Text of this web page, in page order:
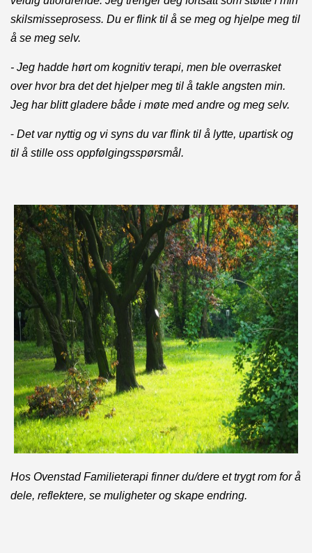
skilsmisseprosess. Du er flink til å se meg og hjelpe meg til
å se meg selv.
- Jeg hadde hørt om kognitiv terapi, men ble overrasket
over hvor bra det det hjelper meg til å takle angsten min.
Jeg har blitt gladere både i møte med andre og meg selv.
- Det var nyttig og vi syns du var flink til å lytte, upartisk og
til å stille oss oppfølgingsspørsmål.
Hos Ovenstad Familieterapi finner du/dere et trygt rom for å
dele, reflektere, se muligheter og skape endring.